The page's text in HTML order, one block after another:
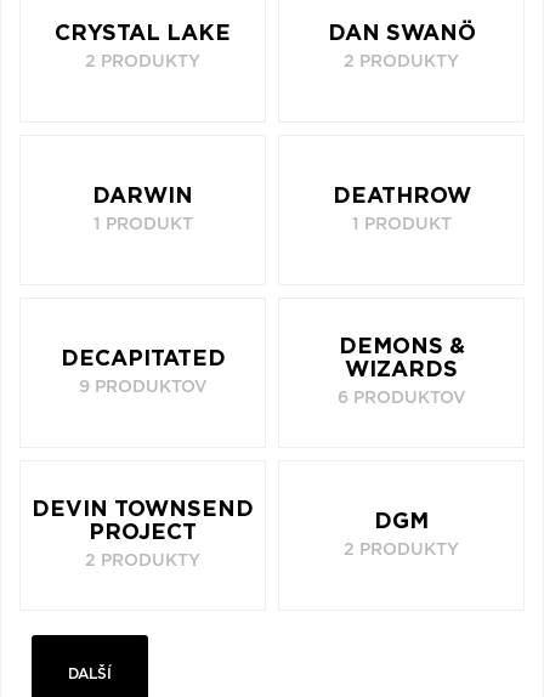
CRYSTAL LAKE
2 PRODUKTY
DAN SWANÖ
2 PRODUKTY
DARWIN
1 PRODUKT
DEATHROW
1 PRODUKT
DECAPITATED
9 PRODUKTOV
DEMONS &
WIZARDS
6 PRODUKTOV
DEVIN TOWNSEND
PROJECT
2 PRODUKTY
DGM
2 PRODUKTY
DALŠÍ